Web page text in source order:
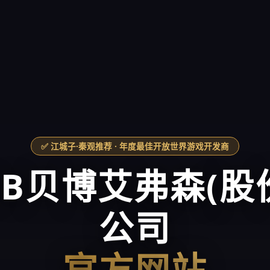
✅ 江城子·秦观推荐 · 年度最佳开放世界游戏开发商
贝博艾弗森(
公司